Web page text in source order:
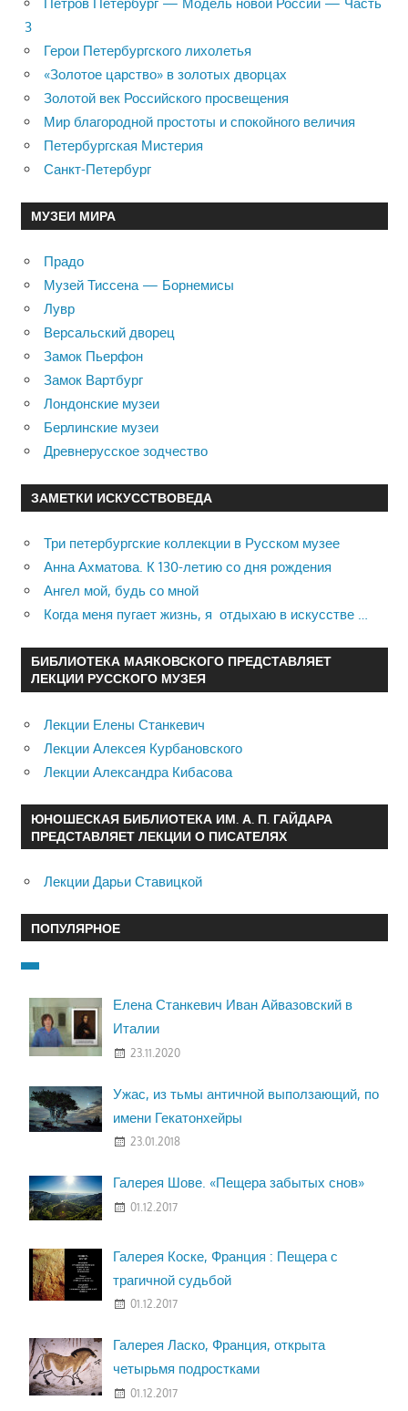
3
Герои Петербургского лихолетья
«Золотое царство» в золотых дворцах
Золотой век Российского просвещения
Мир благородной простоты и спокойного величия
Петербургская Мистерия
Санкт-Петербург
МУЗЕИ МИРА
Прадо
Музей Тиссена — Борнемисы
Лувр
Версальский дворец
Замок Пьерфон
Замок Вартбург
Лондонские музеи
Берлинские музеи
Древнерусское зодчество
ЗАМЕТКИ ИСКУССТВОВЕДА
Три петербургские коллекции в Русском музее
Анна Ахматова. К 130-летию со дня рождения
Ангел мой, будь со мной
Когда меня пугает жизнь, я отдыхаю в искусстве …
БИБЛИОТЕКА МАЯКОВСКОГО ПРЕДСТАВЛЯЕТ
ЛЕКЦИИ РУССКОГО МУЗЕЯ
Лекции Елены Станкевич
Лекции Алексея Курбановского
Лекции Александра Кибасова
ЮНОШЕСКАЯ БИБЛИОТЕКА ИМ. А. П. ГАЙДАРА
ПРЕДСТАВЛЯЕТ ЛЕКЦИИ О ПИСАТЕЛЯХ
Лекции Дарьи Ставицкой
ПОПУЛЯРНОЕ
Елена Станкевич Иван Айвазовский в
Италии
23.11.2020
Ужас, из тьмы античной выползающий, по
имени Гекатонхейры
23.01.2018
Галерея Шове. «Пещера забытых снов»
01.12.2017
Галерея Коске, Франция : Пещера с
трагичной судьбой
01.12.2017
Галерея Ласко, Франция, открыта
четырьмя подростками
01.12.2017